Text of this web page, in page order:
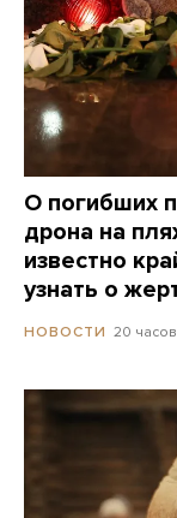
О погибших
дрона на
известно
узнать о
НОВОСТИ 20